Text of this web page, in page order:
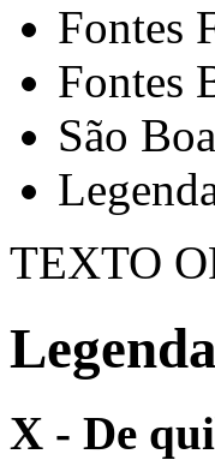
Fontes
Fontes
São
TEXTO
X - De